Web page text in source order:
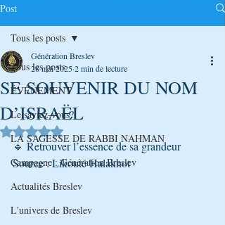
Post
Tous les posts
ÉVÉNEMENT
Le saviez-vous?
LA SAGESSE DE RABBI NAHMAN
Campagne : Génération Breslev
Actualités Breslev
L'univers de Breslev
Tous les posts
SE SOUVENIR DU NOM
D’ISRAËL
Génération Breslev
28 mai 20252 min de lecture
Noté NaN étoiles sur 5.
🔹 Retrouver l’essence de sa grandeur
Source : Likouté Halakhot